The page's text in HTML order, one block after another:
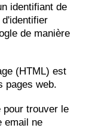
identifiant de
de manière
(HTML) est
pages web.
pour trouver le
email ne